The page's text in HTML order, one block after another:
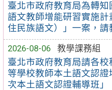
臺北市政府教育局為轉
語文教師增能研習實施
住民族語文）」一案，請
2026-08-06
教學課務組
臺北市政府教育局請各
等學校教師本土語文認
次本土語文認證輔導班」